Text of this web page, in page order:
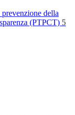
della
(PTPCT) 5